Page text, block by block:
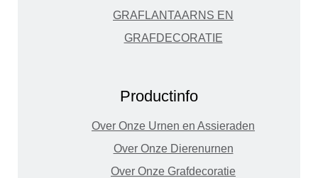
GRAFLANTAARNS EN
GRAFDECORATIE
Productinfo
Over Onze Urnen en Assieraden
Over Onze Dierenurnen
Over Onze Grafdecoratie